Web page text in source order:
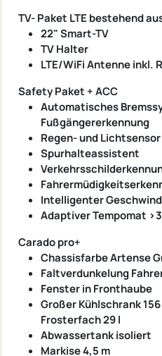
TV- Paket LTE bestehend
22" Smart-TV
TV Halter
LTE/WiFi Antenne inkl.
Safety Paket + ACC
Automatisches
Fußgängererkennung
Regen- und Lichtsensor
Spurhalteassistent
Intelligenter
Adaptiver Tempomat
Carado pro+
Chassisfarbe Artense
Faltverdunkelung
Fenster in Fronthaube
Großer Kühlschrank
Frosterfach 29 l
Abwassertank isoliert
Markise 4,5 m